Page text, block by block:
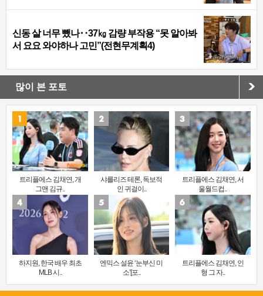
신동 살 너무 뺐나‥37㎏ 감량 부작용 “못 알아봐
서 요요 와야하나 고민”(전현무계획4)
많이 본 포토
트리플에스 김채연, 개
그맨 김규..
샤를리즈 테론, 독보적
인 귀걸이..
트리플에스 김채연, 서
울월드컵..
하지원, 한국 배우 최초
MLB 시..
엔믹스 설윤 ‘눈부신 미
소’[포..
트리플에스 김채연, 인
형 그 자..